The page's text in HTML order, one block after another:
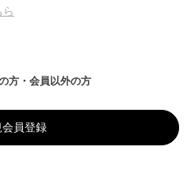
方・会員以外の方